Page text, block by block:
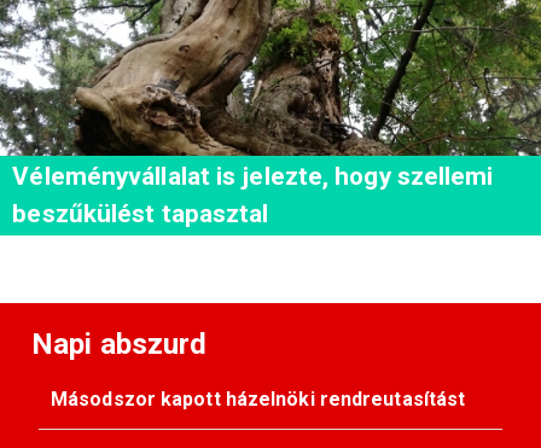
Véleményvállalat is jelezte, hogy szellemi
beszűkülést tapasztal
Napi abszurd
Másodszor kapott házelnöki rendreutasítást